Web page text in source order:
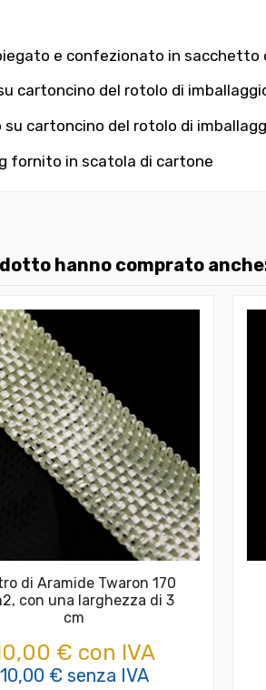
e confezionato in sacchetto
cartoncino del rotolo di
cartoncino del rotolo di
fornito in scatola di cartone
hanno comprato
di Aramide Twaron 170
con una larghezza di 3
cm
€ con IVA
10,00 € senza IVA